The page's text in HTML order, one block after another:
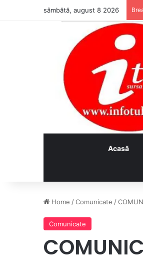
sâmbătă, august 8 2026
Acasă
Home /Comunicate /
Comunicate